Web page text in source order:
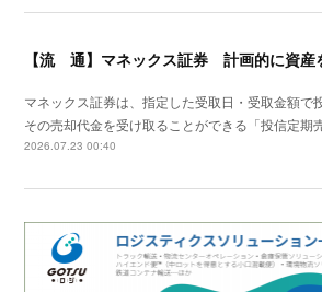
マネックス証券は、指定した受取日・受取金額で
その売却代金を受け取ることができる「投信定
2026.07.23 00:40